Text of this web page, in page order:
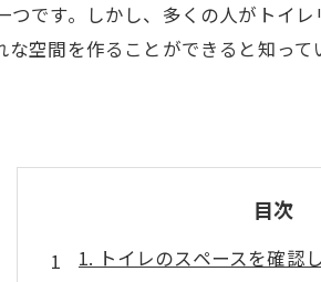
つです。しかし、多くの人がトイ
空間を作ることができると知っ
目次
1. トイレのスペースを確認